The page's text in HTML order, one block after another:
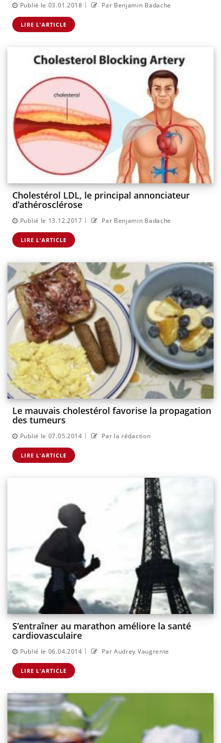
Publié le 03.01.2018 | Par Benjamin Badache
LIRE L'ARTICLE
Cholestérol LDL, le principal annonciateur
d’athérosclérose
Publié le 13.12.2017 | Par Benjamin Badache
LIRE L'ARTICLE
Le mauvais cholestérol favorise la propagation
des tumeurs
Publié le 07.05.2014 | Par la rédaction
LIRE L'ARTICLE
S’entraîner au marathon améliore la santé
cardiovasculaire
Publié le 06.04.2014 | Par Audrey Vaugrente
LIRE L'ARTICLE